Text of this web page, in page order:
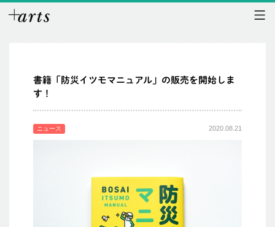
書籍「防災イツモマニュアル」の販売を開始しま
す！
ニュース 2020.08.21